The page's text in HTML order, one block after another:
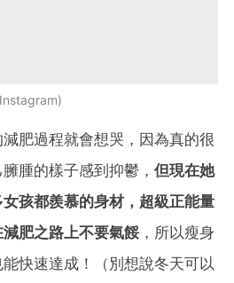
肥過程就會想哭，因為真的很
腫的樣子感到抑鬱， 但現在她
孩都羨慕的身材，超級正能量
肥之路上不要氣餒，所以瘦身
快速達成！（別想說冬天可以